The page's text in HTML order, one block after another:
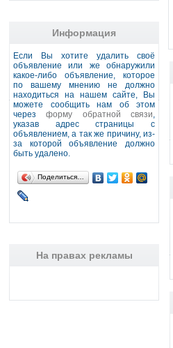
Информация
Если Вы хотите удалить своё
объявление или же обнаружили
какое-либо объявление, которое
по вашему мнению не должно
находиться на нашем сайте, Вы
можете сообщить нам об этом
черезформу обратной связи,
указав адрес страницы с
объявлением, а так же причину, из-
за которой объявление должно
быть удалено.
Поделиться…
На правах рекламы